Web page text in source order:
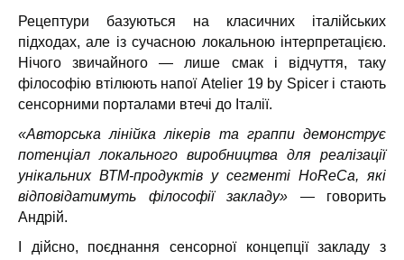
Рецептури базуються на класичних італійських
підходах, але із сучасною локальною інтерпретацією.
Нічого звичайного — лише смак і відчуття, таку
філософію втілюють напої Atelier 19 by Spicer і стають
сенсорними порталами втечі до Італії.
«Авторська лінійка лікерів та граппи демонструє
потенціал локального виробництва для реалізації
унікальних ВТМ-продуктів у сегменті HoReCa, які
відповідатимуть філософії закладу» — говорить
Андрій.
І дійсно, поєднання сенсорної концепції закладу з